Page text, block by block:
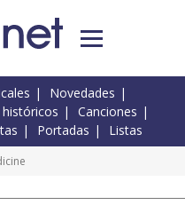
Novedades
Canciones
Portadas Listas